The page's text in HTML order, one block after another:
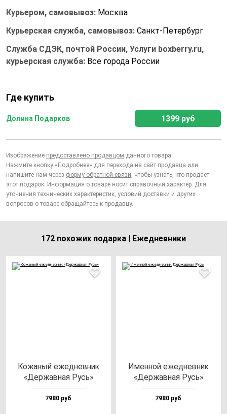
Курьером, самовывоз: Москва
Курьерская служба, самовывоз: Санкт-Петербург
Служба СДЭК, почтой России, Услуги boxberry.ru,
курьерская служба: Все города России
Где купить
Долина Подарков 1399 руб
Изображение предоставлено продавцом данного товара.
Нажмите кнопку «Подробнее» для перехода на сайт продавца или
напишите нам через форму обратной связи, чтобы узнать, кто продает
этот подарок. Информация о товаре носит справочный характер. Для
уточнения технических характеристик, условий доставки и других
вопросов о товаре обращайтесь к продавцу.
172 похожих подарка | Ежедневники
Кожа­ный ежед­нев­ник
«Дер­жав­ная Русь»
7980 руб
Имен­ной ежед­нев­ник
«Дер­жав­ная Русь»
7980 руб